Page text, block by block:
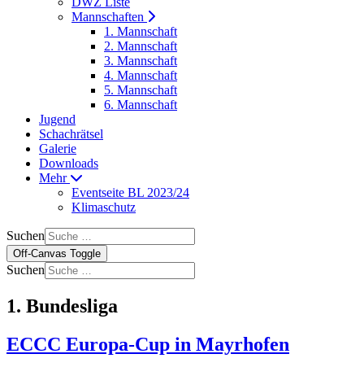
Mannschaften
1. Mannschaft
2. Mannschaft
3. Mannschaft
4. Mannschaft
5. Mannschaft
6. Mannschaft
Jugend
Schachrätsel
Galerie
Downloads
Mehr
Eventseite BL 2023/24
Klimaschutz
Suchen
Off-Canvas Toggle
Suchen
1. Bundesliga
ECCC Europa-Cup in Mayrhofen